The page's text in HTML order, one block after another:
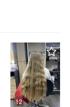
12